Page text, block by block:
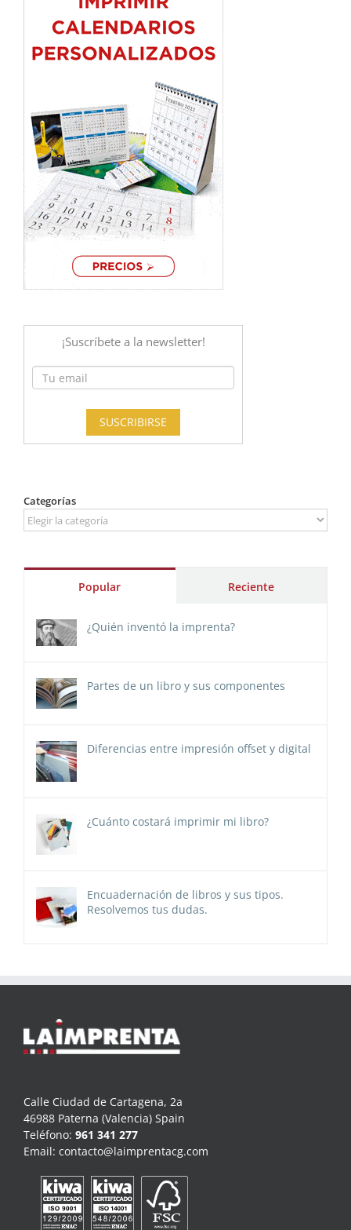
Categorías
Categorías
Popular Reciente
¿Quién inventó la imprenta?
Partes de un libro y sus componentes
Diferencias entre impresión offset y digital
¿Cuánto costará imprimir mi libro?
Encuadernación de libros y sus tipos.
Resolvemos tus dudas.
Calle Ciudad de Cartagena, 2a
46988 Paterna (Valencia) Spain
Teléfono: 961 341 277
Email: contacto@laimprentacg.com